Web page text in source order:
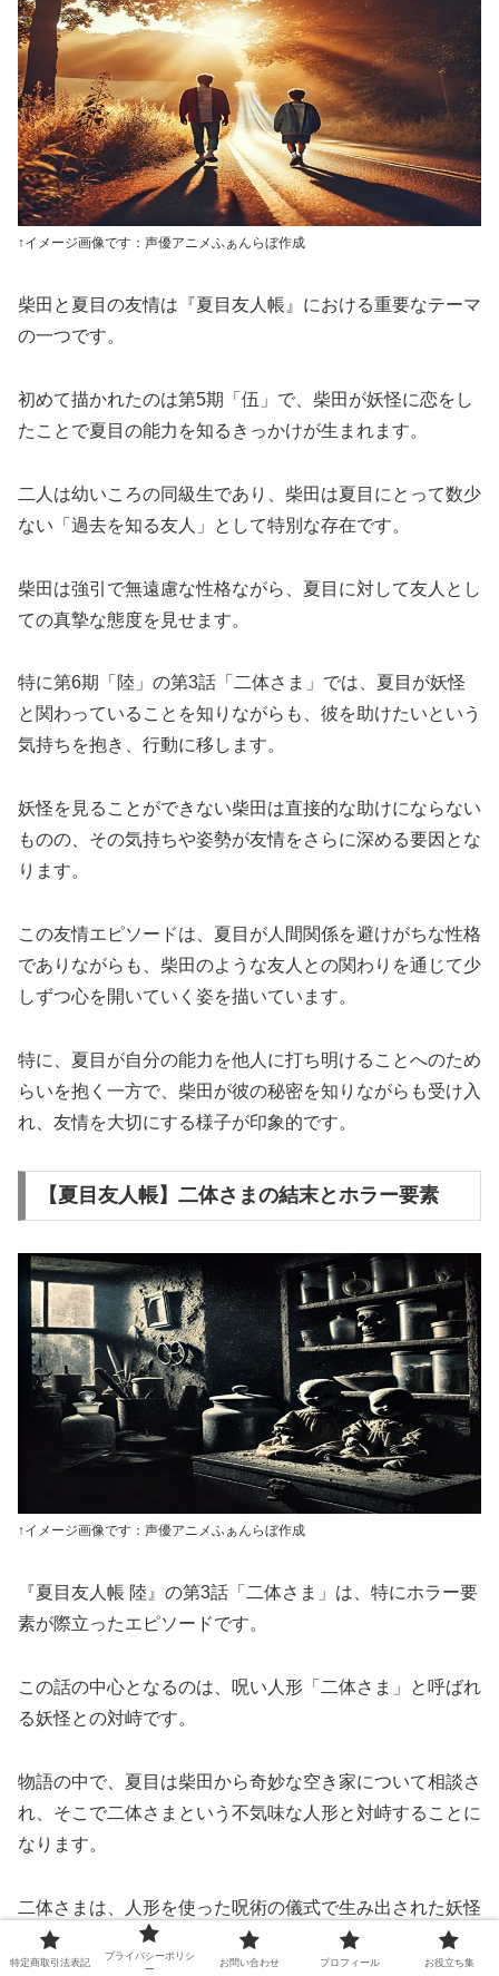
↑イメージ画像です：声優アニメふぁんらぼ作成
柴田と夏目の友情は『夏目友人帳』における重要なテーマ
の一つです。
初めて描かれたのは第5期「伍」で、柴田が妖怪に恋をし
たことで夏目の能力を知るきっかけが生まれます。
二人は幼いころの同級生であり、柴田は夏目にとって数少
ない「過去を知る友人」として特別な存在です。
柴田は強引で無遠慮な性格ながら、夏目に対して友人とし
ての真摯な態度を見せます。
特に第6期「陸」の第3話「二体さま」では、夏目が妖怪
と関わっていることを知りながらも、彼を助けたいという
気持ちを抱き、行動に移します。
妖怪を見ることができない柴田は直接的な助けにならない
ものの、その気持ちや姿勢が友情をさらに深める要因とな
ります。
この友情エピソードは、夏目が人間関係を避けがちな性格
でありながらも、柴田のような友人との関わりを通じて少
しずつ心を開いていく姿を描いています。
特に、夏目が自分の能力を他人に打ち明けることへのため
らいを抱く一方で、柴田が彼の秘密を知りながらも受け入
れ、友情を大切にする様子が印象的です。
【夏目友人帳】二体さまの結末とホラー要素
↑イメージ画像です：声優アニメふぁんらぼ作成
『夏目友人帳 陸』の第3話「二体さま」は、特にホラー要
素が際立ったエピソードです。
この話の中心となるのは、呪い人形「二体さま」と呼ばれ
る妖怪との対峙です。
物語の中で、夏目は柴田から奇妙な空き家について相談さ
れ、そこで二体さまという不気味な人形と対峙することに
なります。
二体さまは、人形を使った呪術の儀式で生み出された妖怪
であり、その存在自体が恐怖を感じさせます。
特定商取引法表記
プライバシーポリシ
ー
お問い合わせ プロフィール お役立ち集